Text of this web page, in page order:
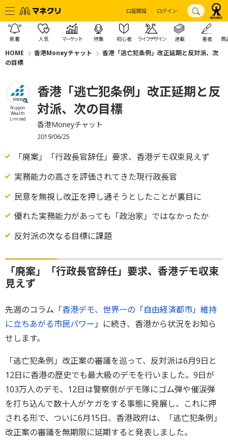
口座開設 ログイン
新着 人気 マーケット 特集 初心者 ライフデザイン 連載 著者 商
HOME 香港Moneyチャット
香港「逃亡犯条例」改正延期と反対派、次
の目標
Nippon
Wealth
Limited
香港「逃亡犯条例」改正延期と反
対派、次の目標
香港Moneyチャット
2019/06/25
「廃案」「行政長官辞任」要求、香港デモ収束見えず
実務能力の高さを評価されてきた現行政長官
民意を無視し改正を押し通そうとしたことが裏目に
優れた実務能力があっても「政治家」ではなかったか
反対派の次なる目標に課題
「廃案」「行政長官辞任」要求、香港デモ収束
見えず
先週のコラム「香港デモ、世界一の「自由経済都市」維持
に立ちあがる市民パワー 」に続き、香港から状況をお知ら
せします。
「逃亡犯条例」改正案の審議を巡って、反対派は6月9日と
12日に香港の歴史でも最大級のデモを行いました。9日が
103万人のデモ、12日は警察側がデモ隊にゴム弾や催涙弾
を打ち込んで数十人がケガをする事態に発展し、これに押
される形で、ついに6月15日、香港政府は、「逃亡犯条例」
改正案の審議を無期限に延期すると発表しました。